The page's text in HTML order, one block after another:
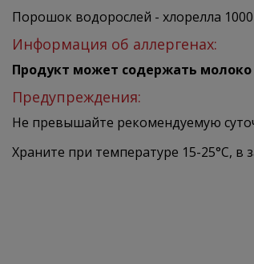
Порошок водорослей - хлорелла
Информация об аллергенах:
Продукт может содержать молоко
Предупреждения:
Не превышайте рекомендуемую
Храните при температуре 15-25°C,